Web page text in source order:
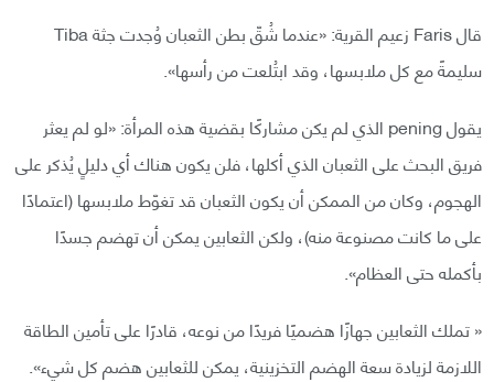
قال Faris زعيم القرية: «عندما شُقّ بطن الثعبان وُجدت جثة Tiba
سليمةً مع كل ملابسها، وقد ابتُلعت من رأسها».
يقول pening الذي لم يكن مشاركًا بقضية هذه المرأة: «لو لم يعثر
فريق البحث على الثعبان الذي أكلها، فلن يكون هناك أي دليلٍ يُذكر على
الهجوم، وكان من الممكن أن يكون الثعبان قد تغوّط ملابسها (اعتمادًا
على ما كانت مصنوعة منه)، ولكن الثعابين يمكن أن تهضم جسدًا
بأكمله حتى العظام».
« تملك الثعابين جهازًا هضميًا فريدًا من نوعه، قادرًا على تأمين الطاقة
اللازمة لزيادة سعة الهضم التخزينية، يمكن للثعابين هضم كل شيء».